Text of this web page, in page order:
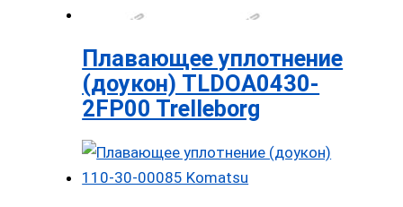
Плавающее уплотнение
(доукон) TLDOA0430-
2FP00 Trelleborg